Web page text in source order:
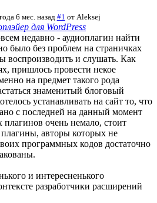
6 мес. назад #1 от Aleksej
для WordPress
недавно - аудиоплагин найти
было без проблем на страничках
воспроизводить и слушать. Как
пришлось провести некое
на предмет такого рода
знаменитый блоговый
устанавливать на сайт то, что
с последней на данный момент
плагинов очень немало, стоит
плагины, авторы которых не
программных кодов достаточно
и интересненького
разработчики расширений